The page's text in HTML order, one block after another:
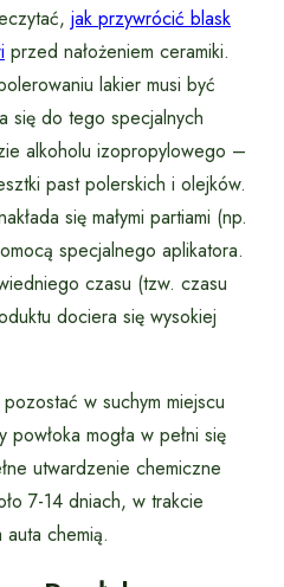
jak przywrócić blask
przed nałożeniem ceramiki.
lakier musi być
się do tego specjalnych
alkoholu izopropylowego –
past polerskich i olejków.
się małymi partiami (np.
specjalnego aplikatora.
czasu (tzw. czasu
dociera się wysokiej
w suchym miejscu
mogła w pełni się
utwardzenie chemiczne
7-14 dniach, w trakcie
chemią.